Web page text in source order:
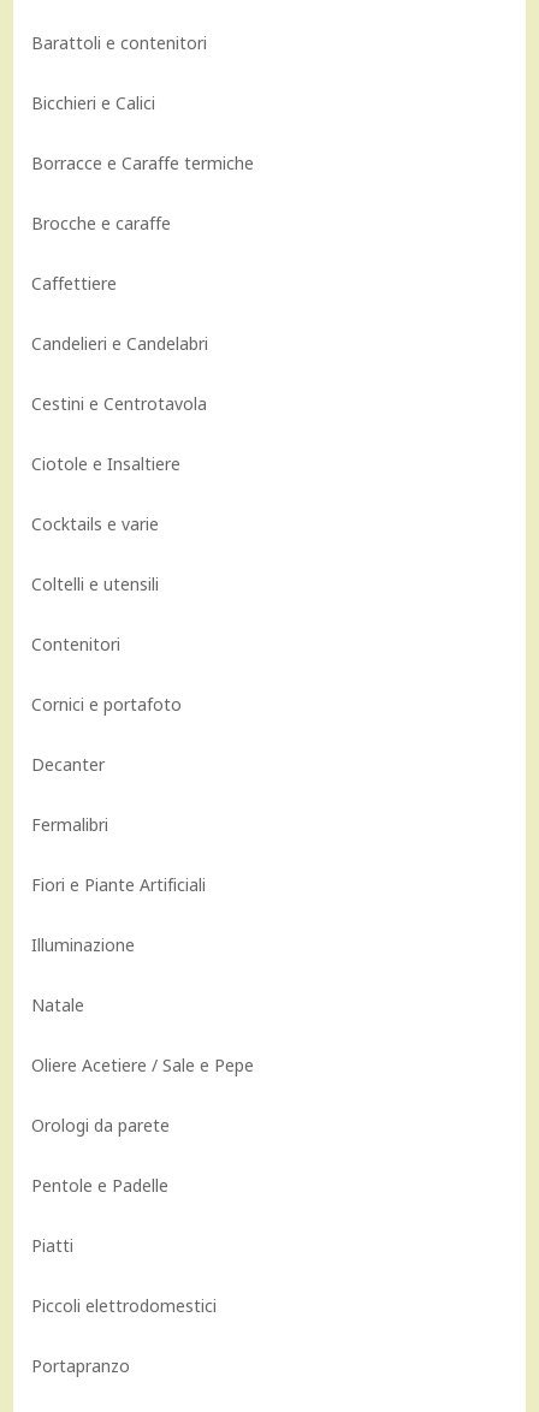
Barattoli e contenitori
Bicchieri e Calici
Borracce e Caraffe termiche
Brocche e caraffe
Caffettiere
Candelieri e Candelabri
Cestini e Centrotavola
Ciotole e Insaltiere
Cocktails e varie
Coltelli e utensili
Contenitori
Cornici e portafoto
Decanter
Fermalibri
Fiori e Piante Artificiali
Illuminazione
Natale
Oliere Acetiere / Sale e Pepe
Orologi da parete
Pentole e Padelle
Piatti
Piccoli elettrodomestici
Portapranzo